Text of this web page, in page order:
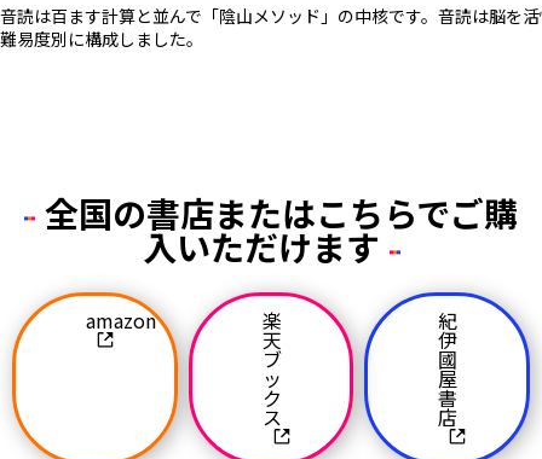
音読は百ます計算と並んで「陰山メソッド」の中核です。音読は脳を
難易度別に構成しました。
全国の書店またはこちらでご購
入いただけます
amazon 楽
天
ブ
ッ
ク
ス
紀
伊
國
屋
書
店